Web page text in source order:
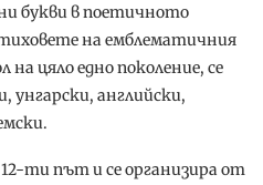
букви в поетичното
на емблематичния
на цяло едно поколение, се
унгарски, английски,
ти път и се организира от